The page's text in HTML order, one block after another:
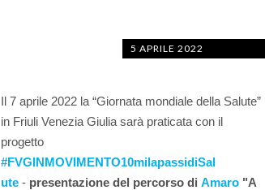
5 APRILE 2022
Il 7 aprile 2022 la “Giornata mondiale della Salute”
in Friuli Venezia Giulia sarà praticata con il
progetto
#FVGINMOVIMENTO10milapassidiSal
ute - presentazione del percorso di Amaro "A